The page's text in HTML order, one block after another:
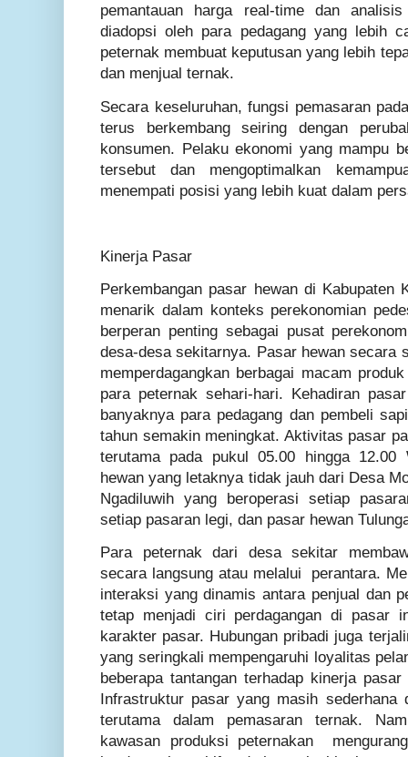
pemantauan harga real-time dan
diadopsi oleh para pedagang yang lebih
peternak membuat keputusan yang lebih
dan menjual ternak.
Secara keseluruhan, fungsi pemasaran
terus berkembang seiring dengan
konsumen. Pelaku ekonomi yang mampu
tersebut dan mengoptimalkan
menempati posisi yang lebih kuat dalam
Kinerja Pasar
Perkembangan pasar hewan di Kabupaten
menarik dalam konteks perekonomian
berperan penting sebagai pusat
desa-desa sekitarnya. Pasar hewan secara
memperdagangkan berbagai macam
para peternak sehari-hari. Kehadiran
banyaknya para pedagang dan pembeli
tahun semakin meningkat. Aktivitas pasar
terutama pada pukul 05.00 hingga 12.00
hewan yang letaknya tidak jauh dari Desa
Ngadiluwih yang beroperasi setiap
setiap pasaran legi, dan pasar hewan
Para peternak dari desa sekitar
secara langsung atau melalui perantara.
interaksi yang dinamis antara penjual dan
tetap menjadi ciri perdagangan di pasar
karakter pasar. Hubungan pribadi juga
yang seringkali mempengaruhi loyalitas
beberapa tantangan terhadap kinerja
Infrastruktur pasar yang masih sederhana
terutama dalam pemasaran ternak.
kawasan produksi peternakan